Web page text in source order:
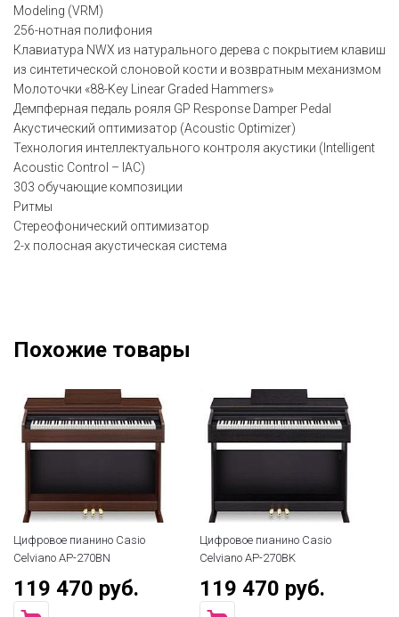
Modeling (VRM)
256-нотная полифония
Клавиатура NWX из натурального дерева с покрытием клавиш
из синтетической слоновой кости и возвратным механизмом
Молоточки «88-Key Linear Graded Hammers»
Демпферная педаль рояля GP Response Damper Pedal
Акустический оптимизатор (Acoustic Optimizer)
Технология интеллектуального контроля акустики (Intelligent
Acoustic Control – IAC)
303 обучающие композиции
Ритмы
Стереофонический оптимизатор
2-х полосная акустическая система
Похожие товары
Цифровое пианино Casio
Celviano AP-270BN
119 470 руб.
Цифровое пианино Casio
Celviano AP-270BK
119 470 руб.